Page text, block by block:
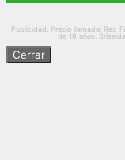
Publicidad. Precio llamada: Red
de 18 años.
Cerrar